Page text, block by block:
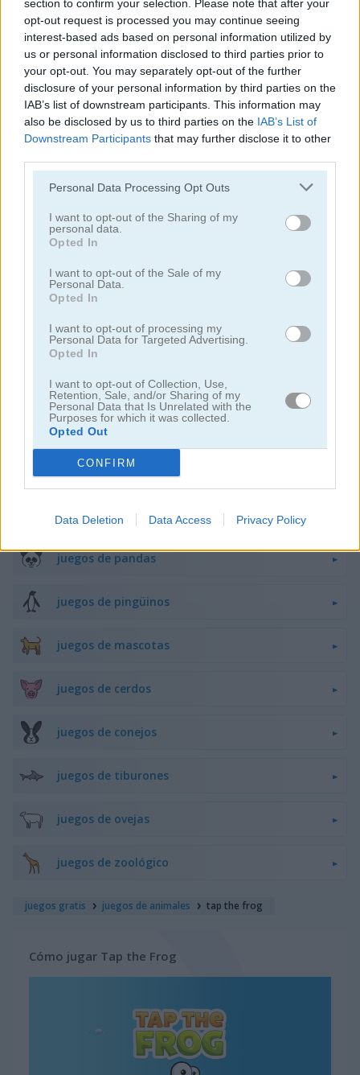
section to confirm your selection. Please note that after your
opt-out request is processed you may continue seeing
interest-based ads based on personal information utilized by
us or personal information disclosed to third parties prior to
your opt-out. You may separately opt-out of the further
disclosure of your personal information by third parties on the
IAB’s list of downstream participants. This information may
also be disclosed by us to third parties on the IAB’s List of
Downstream Participants that may further disclose it to other
Personal Data Processing Opt Outs
I want to opt-out of the Sharing of my
personal data.
Opted In
I want to opt-out of the Sale of my
Personal Data.
Opted In
I want to opt-out of processing my
Personal Data for Targeted Advertising.
Opted In
I want to opt-out of Collection, Use,
Retention, Sale, and/or Sharing of my
Personal Data that Is Unrelated with the
Purposes for which it was collected.
Opted Out
CONFIRM
Data Deletion Data Access Privacy Policy
juegos de conejitos
juegos de gatos
juegos de pollos
juegos de dinosaurios
juegos de perros
juegos de delfines
juegos de patos
juegos de pesca
juegos de flappy bird
juegos de ranas
juegos de caballos
juegos de monos
juegos de pandas
juegos de pingüinos
juegos de mascotas
juegos de cerdos
juegos de conejos
juegos de tiburones
juegos de ovejas
juegos de zoológico
juegos gratis juegos de animales tap the frog
Cómo jugar Tap the Frog